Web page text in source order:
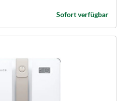
Sofort verfügbar